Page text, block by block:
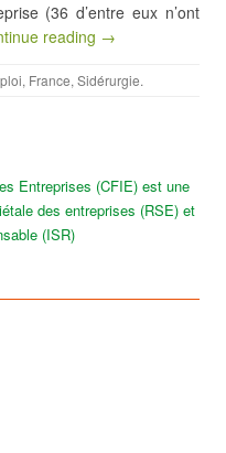
(36 d’entre eux n’ont
reading →
, France, Sidérurgie.
Entreprises (CFIE) est une
des entreprises (RSE) et
(ISR)